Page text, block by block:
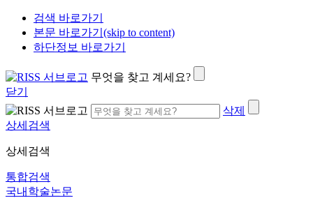
검색 바로가기
본문 바로가기(skip to content)
하단정보 바로가기
무엇을 찾고 계세요?
닫기
삭제
상세검색
상세검색
통합검색
국내학술논문